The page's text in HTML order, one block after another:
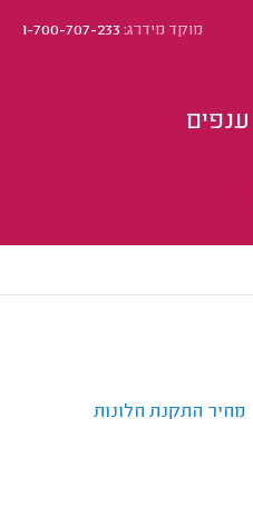
מוקד מידרג:1-700-707-233
ענפים
מחיר התקנת חלונות